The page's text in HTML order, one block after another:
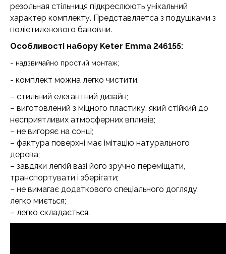
резольная стільниця підкреслюють унікальний
характер комплекту. Представляетса з подушками з
поліетиленового бавовни.
Особливості набору Keter Emma 246155:
- надзвичайно простий монтаж;
- комплект можна легко чистити.
– стильний елегантний дизайн;
– виготовлений з міцного пластику, який стійкий до
несприятливих атмосферних впливів;
– не вигоряє на сонці;
– фактура поверхні має імітацію натурального
дерева;
– завдяки легкій вазі його зручно переміщати,
транспортувати і зберігати;
– не вимагає додаткового спеціального догляду,
легко миється;
– легко складається.